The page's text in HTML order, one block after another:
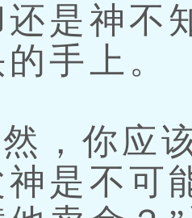
还是神不
手上。
，你应
神是不可